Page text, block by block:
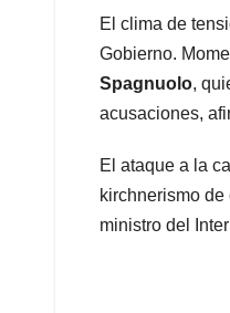
El clima de
Gobierno.
Spagnuolo,
acusaciones,
El ataque a la
kirchnerismo
ministro del